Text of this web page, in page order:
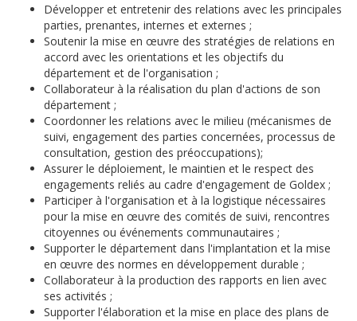
Développer et entretenir des relations avec les principales
parties, prenantes, internes et externes ;
Soutenir la mise en œuvre des stratégies de relations en
accord avec les orientations et les objectifs du
département et de l'organisation ;
Collaborateur à la réalisation du plan d'actions de son
département ;
Coordonner les relations avec le milieu (mécanismes de
suivi, engagement des parties concernées, processus de
consultation, gestion des préoccupations);
Assurer le déploiement, le maintien et le respect des
engagements reliés au cadre d'engagement de Goldex ;
Participer à l'organisation et à la logistique nécessaires
pour la mise en œuvre des comités de suivi, rencontres
citoyennes ou événements communautaires ;
Supporter le département dans l'implantation et la mise
en œuvre des normes en développement durable ;
Collaborateur à la production des rapports en lien avec
ses activités ;
Supporter l'élaboration et la mise en place des plans de